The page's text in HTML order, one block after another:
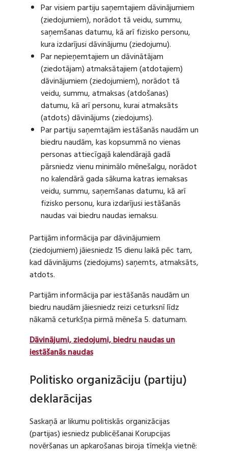
Par visiem partiju saņemtajiem dāvinājumiem
(ziedojumiem), norādot tā veidu, summu,
saņemšanas datumu, kā arī fizisko personu,
kura izdarījusi dāvinājumu (ziedojumu).
Par nepieņemtajiem un dāvinātājam
(ziedotājam) atmaksātajiem (atdotajiem)
dāvinājumiem (ziedojumiem), norādot tā
veidu, summu, atmaksas (atdošanas)
datumu, kā arī personu, kurai atmaksāts
(atdots) dāvinājums (ziedojums).
Par partiju saņemtajām iestāšanās naudām un
biedru naudām, kas kopsummā no vienas
personas attiecīgajā kalendārajā gadā
pārsniedz vienu minimālo mēnešalgu, norādot
no kalendārā gada sākuma katras iemaksas
veidu, summu, saņemšanas datumu, kā arī
fizisko personu, kura izdarījusi iestāšanās
naudas vai biedru naudas iemaksu.
Partijām informācija par dāvinājumiem
(ziedojumiem) jāiesniedz 15 dienu laikā pēc tam,
kad dāvinājums (ziedojums) saņemts, atmaksāts,
atdots.
Partijām informācija par iestāšanās naudām un
biedru naudām jāiesniedz reizi ceturksnī līdz
nākamā ceturkšņa pirmā mēneša 5. datumam.
Dāvinājumi, ziedojumi, biedru naudas un
iestāšanās naudas
Politisko organizāciju (partiju)
deklarācijas
Saskaņā ar likumu politiskās organizācijas
(partijas) iesniedz publicēšanai Korupcijas
novēršanas un apkarošanas biroja tīmekļa vietnē: